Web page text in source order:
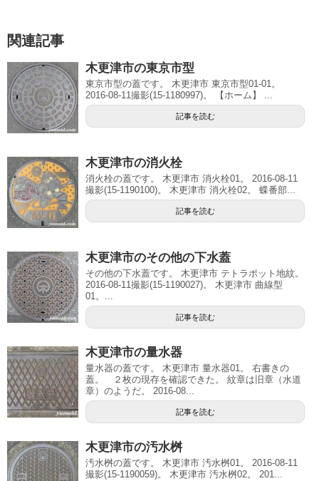
関連記事
木更津市の東京市型
東京市型の蓋です。 木更津市 東京市型01-01。
2016-08-11撮影(15-1180997)。 【ホーム】 ...
記事を読む
木更津市の消火栓
消火栓の蓋です。 木更津市 消火栓01。 2016-08-11
撮影(15-1190100)。 木更津市 消火栓02。 蝶番部...
記事を読む
木更津市のその他の下水蓋
その他の下水蓋です。 木更津市 テトラポット地紋。
2016-08-11撮影(15-1190027)。 木更津市 曲線型
01。...
記事を読む
木更津市の量水器
量水器の蓋です。 木更津市 量水器01。 右書きの
蓋。 ２枚の現存を確認できた。 紋章は旧章（水道
章）のようだ。 2016-08...
記事を読む
木更津市の汚水桝
汚水桝の蓋です。 木更津市 汚水桝01。 2016-08-11
撮影(15-1190059)。 木更津市 汚水桝02。 201...